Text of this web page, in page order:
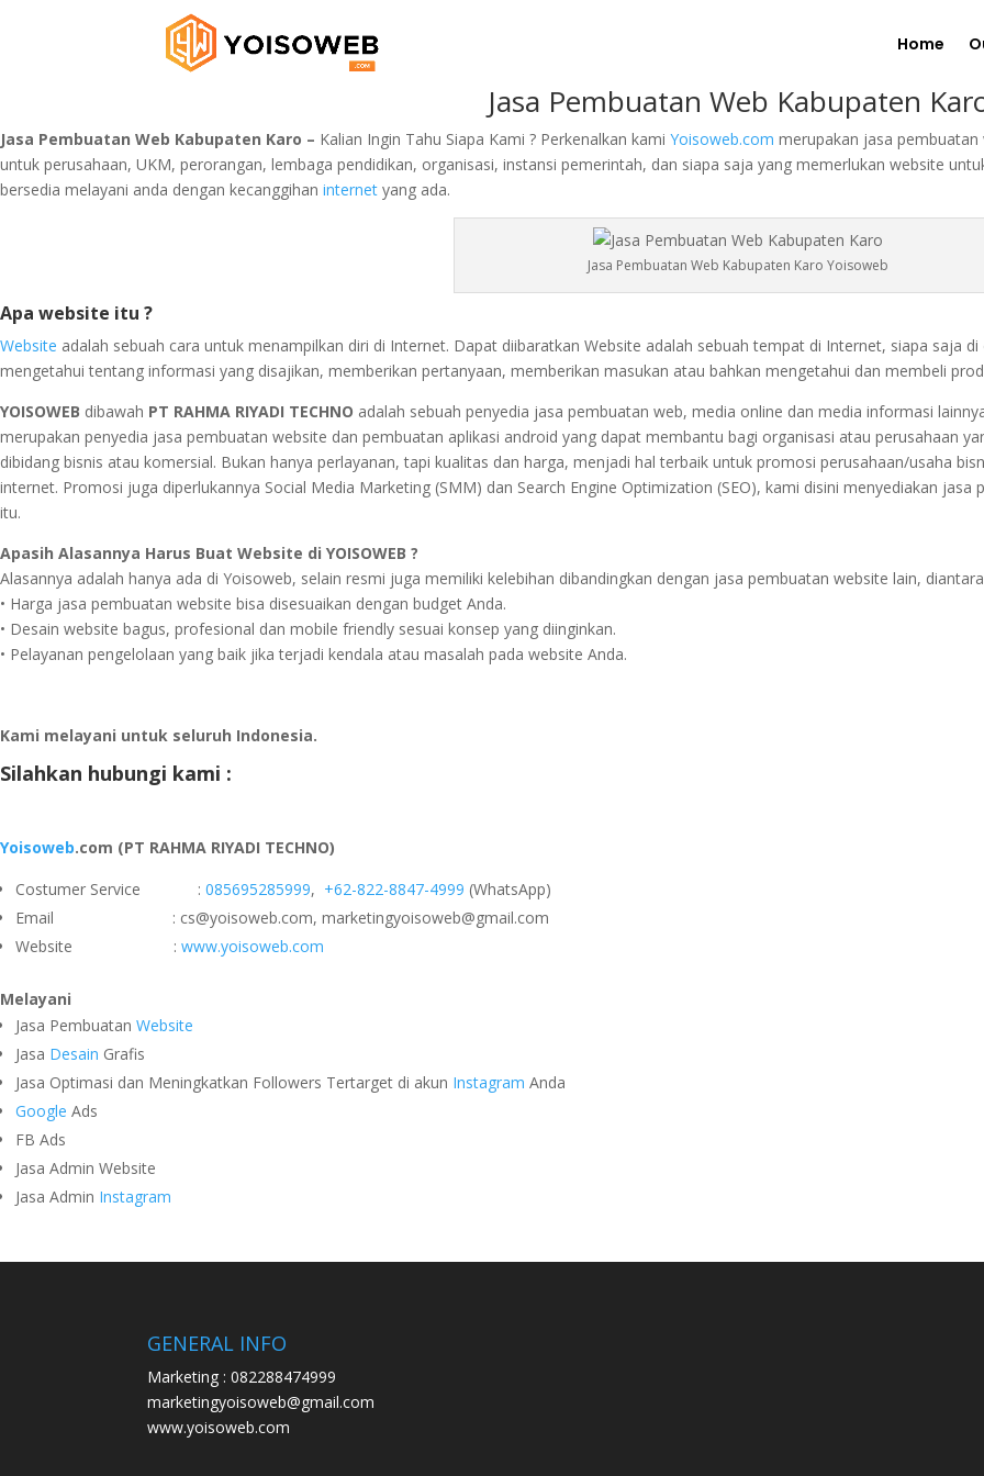
Home
Jasa Pembuatan Web Kabupaten
Jasa Pembuatan Web Kabupaten Karo – Kalian Ingin Tahu Siapa Kami ? Perkenalkan kami Yoisoweb.com merupakan jasa
untuk perusahaan, UKM, perorangan, lembaga pendidikan, organisasi, instansi pemerintah, dan siapa saja yang memerlukan website
bersedia melayani anda dengan kecanggihan internet yang ada.
Jasa Pembuatan Web Kabupaten Karo Yoisoweb
Apa website itu ?
Website adalah sebuah cara untuk menampilkan diri di Internet. Dapat diibaratkan Website adalah sebuah tempat di Internet, siapa saja
mengetahui tentang informasi yang disajikan, memberikan pertanyaan, memberikan masukan atau bahkan mengetahui dan membeli
YOISOWEB dibawah PT RAHMA RIYADI TECHNO adalah sebuah penyedia jasa pembuatan web, media online dan media informasi
merupakan penyedia jasa pembuatan website dan pembuatan aplikasi android yang dapat membantu bagi organisasi atau perusahaan
dibidang bisnis atau komersial. Bukan hanya perlayanan, tapi kualitas dan harga, menjadi hal terbaik untuk promosi perusahaan/usaha
internet. Promosi juga diperlukannya Social Media Marketing (SMM) dan Search Engine Optimization (SEO), kami disini menyediakan jasa
itu.
Apasih Alasannya Harus Buat Website di YOISOWEB ?
Alasannya adalah hanya ada di Yoisoweb, selain resmi juga memiliki kelebihan dibandingkan dengan jasa pembuatan website lain,
• Harga jasa pembuatan website bisa disesuaikan dengan budget Anda.
• Desain website bagus, profesional dan mobile friendly sesuai konsep yang diinginkan.
• Pelayanan pengelolaan yang baik jika terjadi kendala atau masalah pada website Anda.
Kami melayani untuk seluruh Indonesia.
Silahkan hubungi kami :
Yoisoweb.com (PT RAHMA RIYADI TECHNO)
Costumer Service : 085695285999, +62-822-8847-4999 (WhatsApp)
Email : cs@yoisoweb.com, marketingyoisoweb@gmail.com
Website : www.yoisoweb.com
Melayani
Jasa Pembuatan Website
Jasa Desain Grafis
Jasa Optimasi dan Meningkatkan Followers Tertarget di akun Instagram Anda
Google Ads
FB Ads
Jasa Admin Website
Jasa Admin Instagram
GENERAL INFO
Marketing : 082288474999
marketingyoisoweb@gmail.com
www.yoisoweb.com